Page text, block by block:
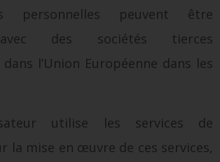
personnelles peuvent être
des sociétés tierces
l’Union Européenne dans les
utilise les services de
la mise en œuvre de ces services,